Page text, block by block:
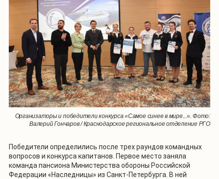
Организаторы и победители конкурса «Самое синее в мире...». Фото:
Валерий Гончаров / Краснодарское региональное отделение РГО
Победители определились после трех раундов командных
вопросов и конкурса капитанов. Первое место заняла
команда пансиона Министерства обороны Российской
Федерации «Наследницы» из Санкт-Петербурга. В ней